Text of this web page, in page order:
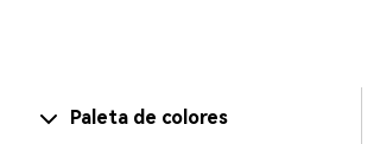
Paleta de colores